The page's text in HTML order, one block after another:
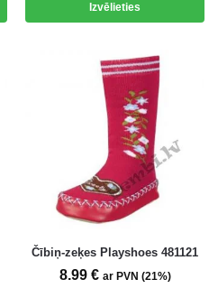
Izvēlieties
Čībiņ-zeķes Playshoes 481121
8.99 € ar PVN (21%)